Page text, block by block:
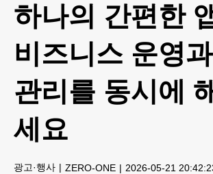
하나의 간편한
비즈니스 운영
관리를 동시에
세요
광고·행사 ZERO-ONE 2026-05-21